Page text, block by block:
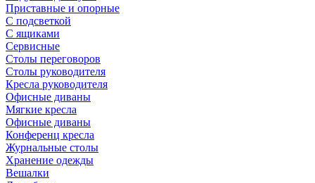
Приставные и опорные
С подсветкой
С ящиками
Сервисные
Столы переговоров
Столы руководителя
Кресла руководителя
Офисные диваны
Мягкие кресла
Офисные диваны
Конференц кресла
Журнальные столы
Хранение одежды
Вешалки